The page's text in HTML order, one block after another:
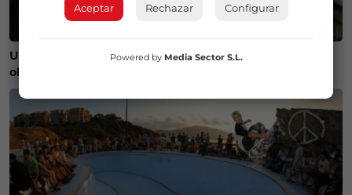
Un bilbaíno invierte 100.000 euros en crear un
observatorio que será protagonista del eclipse
Aceptar Rechazar Configurar
Powered by Media Sector S.L.